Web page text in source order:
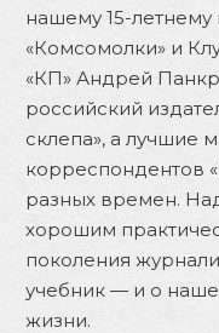
нашему 15-
«Комсомолки» и
«КП» Андрей
российский
склепа», а лучшие
корреспондентов
разных времен.
хорошим
поколения
учебник — и о
жизни.